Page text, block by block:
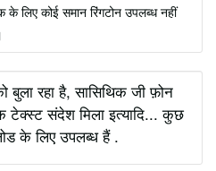
के लिए कोई समान रिंगटोन उपलब्ध नहीं
बुला रहा है, सासिथिक जी फ़ोन
संदेश मिला इत्यादि... कुछ
के लिए उपलब्ध हैं .